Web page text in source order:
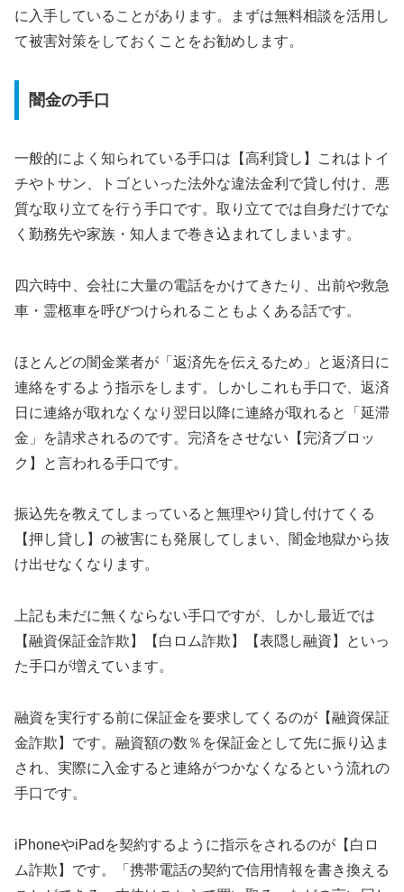
に入手していることがあります。まずは無料相談を活用し
て被害対策をしておくことをお勧めします。
闇金の手口
一般的によく知られている手口は【高利貸し】これはトイ
チやトサン、トゴといった法外な違法金利で貸し付け、悪
質な取り立てを行う手口です。取り立てでは自身だけでな
く勤務先や家族・知人まで巻き込まれてしまいます。
四六時中、会社に大量の電話をかけてきたり、出前や救急
車・霊柩車を呼びつけられることもよくある話です。
ほとんどの闇金業者が「返済先を伝えるため」と返済日に
連絡をするよう指示をします。しかしこれも手口で、返済
日に連絡が取れなくなり翌日以降に連絡が取れると「延滞
金」を請求されるのです。完済をさせない【完済ブロッ
ク】と言われる手口です。
振込先を教えてしまっていると無理やり貸し付けてくる
【押し貸し】の被害にも発展してしまい、闇金地獄から抜
け出せなくなります。
上記も未だに無くならない手口ですが、しかし最近では
【融資保証金詐欺】【白ロム詐欺】【表隠し融資】といっ
た手口が増えています。
融資を実行する前に保証金を要求してくるのが【融資保証
金詐欺】です。融資額の数％を保証金として先に振り込ま
され、実際に入金すると連絡がつかなくなるという流れの
手口です。
iPhoneやiPadを契約するように指示をされるのが【白ロ
ム詐欺】です。「携帯電話の契約で信用情報を書き換える